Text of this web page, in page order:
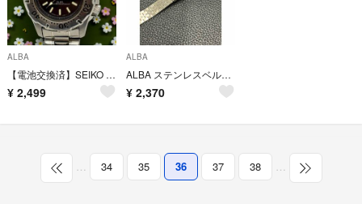
ALBA
【電池交換済】SEIKO ALBA ダイバーズウォッチ V782-0220
¥ 2,499
ALBA
ALBA ステンレスベルト メンズ レディース
¥ 2,370
… 34 35 36 37 38 …